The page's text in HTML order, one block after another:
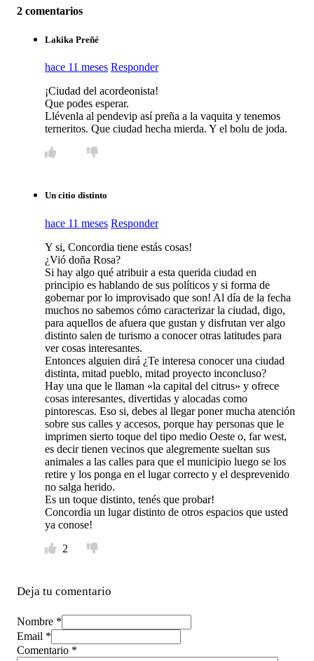
2 comentarios
Lakika Preñé
hace 11 meses Responder
¡Ciudad del acordeonista!
Que podes esperar.
Llévenla al pendevip así preña a la vaquita y tenemos
terneritos. Que ciudad hecha mierda. Y el bolu de joda.
Un citio distinto
hace 11 meses Responder
Y si, Concordia tiene estás cosas!
¿Vió doña Rosa?
Si hay algo qué atribuir a esta querida ciudad en
principio es hablando de sus políticos y si forma de
gobernar por lo improvisado que son! Al día de la fecha
muchos no sabemos cómo caracterizar la ciudad, digo,
para aquellos de afuera que gustan y disfrutan ver algo
distinto salen de turismo a conocer otras latitudes para
ver cosas interesantes.
Entonces alguien dirá ¿Te interesa conocer una ciudad
distinta, mitad pueblo, mitad proyecto inconcluso?
Hay una que le llaman «la capital del citrus» y ofrece
cosas interesantes, divertidas y alocadas como
pintorescas. Eso si, debes al llegar poner mucha atención
sobre sus calles y accesos, porque hay personas que le
imprimen sierto toque del tipo medio Oeste o, far west,
es decir tienen vecinos que alegremente sueltan sus
animales a las calles para que el municipio luego se los
retire y los ponga en el lugar correcto y el desprevenido
no salga herido.
Es un toque distinto, tenés que probar!
Concordia un lugar distinto de otros espacios que usted
ya conose!
2
Deja tu comentario
Nombre *
Email *
Comentario *